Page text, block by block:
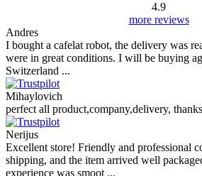
4.9
more reviews
Andres
I bought a cafelat robot, the delivery was
were in great conditions. I will be buying
Switzerland ...
Mihaylovich
perfect all product,company,delivery,
Nerijus
Excellent store! Friendly and professional
shipping, and the item arrived well
experience was smoot ...